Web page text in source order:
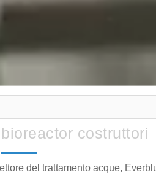
costruttori
del trattamento acque,